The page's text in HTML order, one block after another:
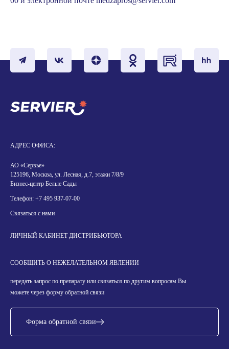
АДРЕС ОФИСА:
АО «Сервье»
125196, Москва, ул. Лесная, д.7, этажи 7/8/9
Бизнес-центр Белые Сады
Телефон: +7 495 937-07-00
Связаться с нами
ЛИЧНЫЙ КАБИНЕТ ДИСТРИБЬЮТОРА
СООБЩИТЬ О НЕЖЕЛАТЕЛЬНОМ ЯВЛЕНИИ
передать запрос по препарату или связаться по другим вопросам Вы
можете через форму обратной связи
Форма обратной связи